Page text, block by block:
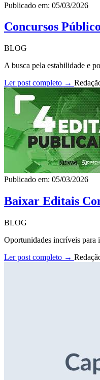
Publicado em: 05/03/2026
Concursos
BLOG
A busca pela estabilidade e
Ler post completo →
Publicado em: 05/03/2026
Baixar Editais
BLOG
Oportunidades incríveis para
Ler post completo →